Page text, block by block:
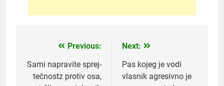
navigation
Previous:
Sami napravite sprej-
tečnostz protiv osa,
Next:
Pas kojeg je vodi
vlasnik agresivno je